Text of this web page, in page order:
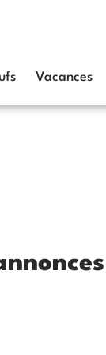
Vacances